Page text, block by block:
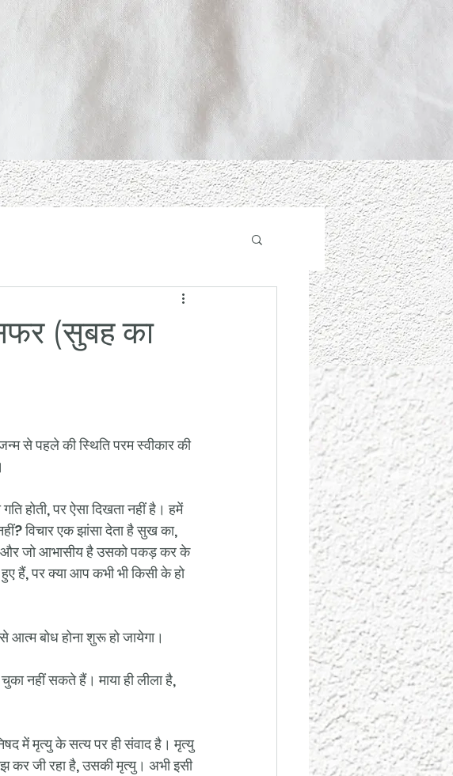
सफर (सुबह का
से पहले की स्थिति परम स्वीकार की
होती, पर ऐसा दिखता नहीं है। हमें
विचार एक झांसा देता है सुख का,
और जो आभासीय है उसको पकड़ कर के
हैं, पर क्या आप कभी भी किसी के हो
आत्म बोध होना शुरू हो जायेगा।
नहीं सकते हैं। माया ही लीला है,
में मृत्यु के सत्य पर ही संवाद है। मृत्यु
जी रहा है, उसकी मृत्यु। अभी इसी